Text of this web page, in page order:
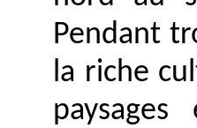
Pendant
la riche